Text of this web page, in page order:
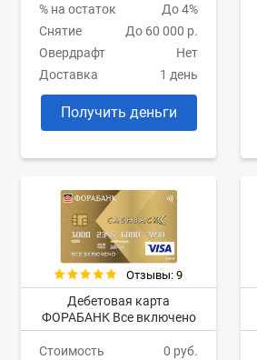
% на остаток
До 4%
Снятие
До 60 000 р.
Овердрафт
Нет
Доставка
1 день
Получить деньги
Отзывы: 9
Дебетовая карта
ФОРАБАНК Все включено
Стоимость
0 руб.